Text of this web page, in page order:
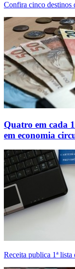
Confira cinco destinos
Quatro em cada
em economia
Receita publica 1ª lista